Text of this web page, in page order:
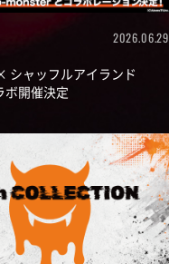
2026.06.29
ャッフルアイランド
ボ開催決定